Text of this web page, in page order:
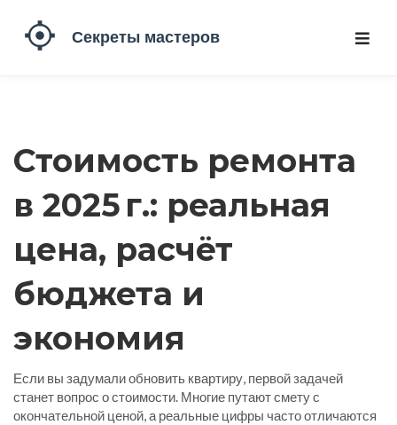
Стоимость ремонта
в 2025 г.: реальная
цена, расчёт
бюджета и
экономия
Если вы задумали обновить квартиру, первой задачей
станет вопрос о стоимости. Многие путают смету с
окончательной ценой, а реальные цифры часто отличаются